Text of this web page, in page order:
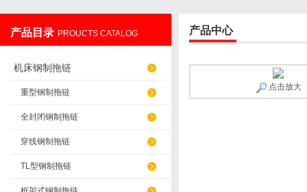
产品目录 PROUCTS CATALOG
机床钢制拖链
重型钢制拖链
全封闭钢制拖链
穿线钢制拖链
TL型钢制拖链
产品中心
点击放大